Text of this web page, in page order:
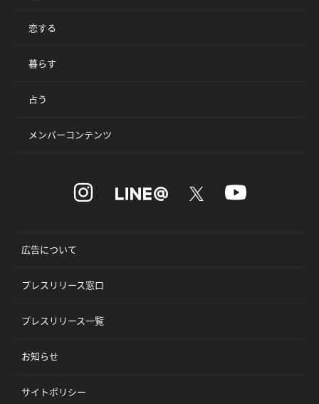
恋する
暮らす
占う
メンバーコンテンツ
広告について
プレスリリース窓口
プレスリリース一覧
お知らせ
サイトポリシー